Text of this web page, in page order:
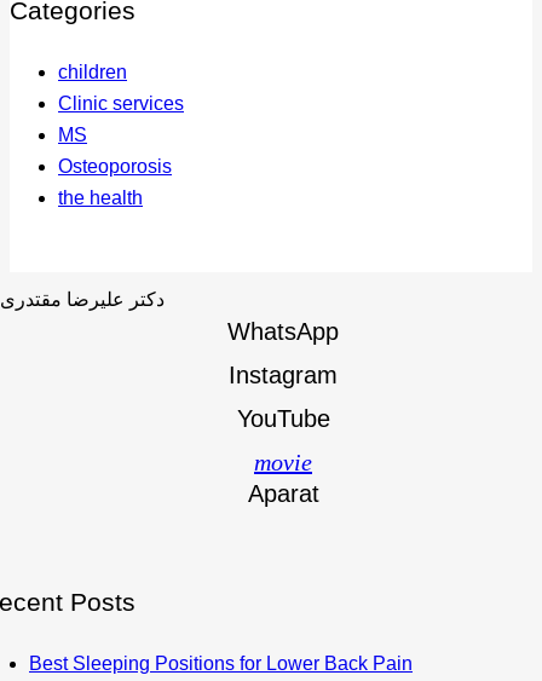
Categories
children
Clinic services
MS
Osteoporosis
the health
WhatsApp
Instagram
YouTube
movie
Aparat
Posts
Best Sleeping Positions for Lower Back Pain